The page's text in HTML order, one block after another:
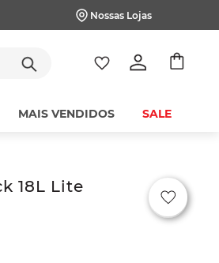
Nossas Lojas
MAIS VENDIDOS SALE
18L Lite